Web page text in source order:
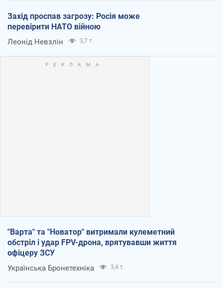
Захід проспав загрозу: Росія може
перевірити НАТО війною
Леонід Невзлін 3,7 т.
"Варта" та "Новатор" витримали кулеметний
обстріл і удар FPV-дрона, врятувавши життя
офіцеру ЗСУ
Українська Бронетехніка 3,4 т.